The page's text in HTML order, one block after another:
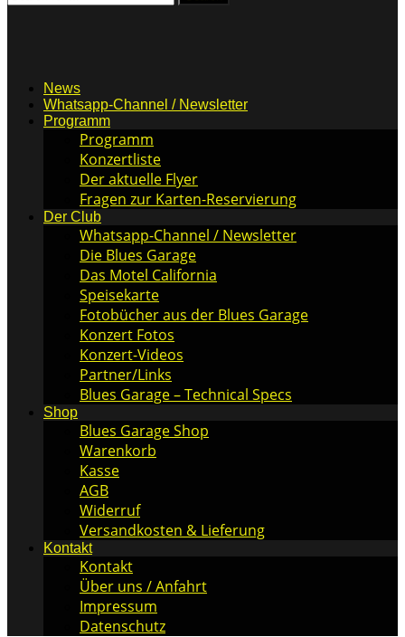
News
Whatsapp-Channel / Newsletter
Programm
Programm
Konzertliste
Der aktuelle Flyer
Fragen zur Karten-Reservierung
Der Club
Whatsapp-Channel / Newsletter
Die Blues Garage
Das Motel California
Speisekarte
Fotobücher aus der Blues Garage
Konzert Fotos
Konzert-Videos
Partner/Links
Blues Garage – Technical Specs
Shop
Blues Garage Shop
Warenkorb
Kasse
AGB
Widerruf
Versandkosten & Lieferung
Kontakt
Kontakt
Über uns / Anfahrt
Impressum
Datenschutz